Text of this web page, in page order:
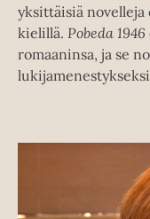
yksittäisiä
kielillä. Pobeda 1946
romaaninsa, ja se